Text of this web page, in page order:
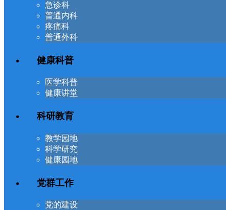
急诊科
普通内科
疼痛科
普通外科
健康科普
医学科普
健康讲堂
科研教育
教学园地
科学研究
健康园地
党群工作
党的建设